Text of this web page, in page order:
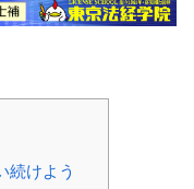
続けよう